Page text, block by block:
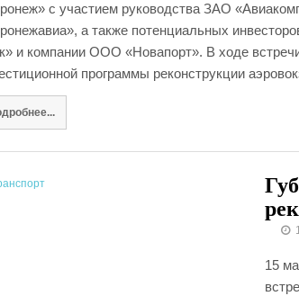
с участием руководства ЗАО
а также потенциальных
и компании ООО «Новапорт». В ходе
программы реконструкции
15